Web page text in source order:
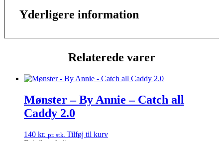
Yderligere information
Relaterede varer
Mønster – By Annie – Catch all
Caddy 2.0
140 kr. pr. stk. Tilføj til kurv